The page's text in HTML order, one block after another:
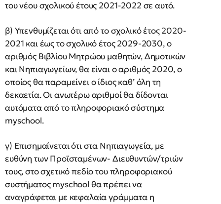
του νέου σχολικού έτους 2021-2022 σε αυτό.
β) Υπενθυμίζεται ότι από το σχολικό έτος 2020-
2021 και έως το σχολικό έτος 2029-2030, ο
αριθμός Βιβλίου Μητρώου μαθητών, Δημοτικών
και Νηπιαγωγείων, θα είναι ο αριθμός 2020, ο
οποίος θα παραμείνει ο ίδιος καθ’ όλη τη
δεκαετία. Οι ανωτέρω αριθμοί θα δίδονται
αυτόματα από το πληροφοριακό σύστημα
myschool.
γ) Επισημαίνεται ότι στα Νηπιαγωγεία, με
ευθύνη των Προϊσταμένων- Διευθυντών/τριών
τους, στο σχετικό πεδίο του πληροφοριακού
συστήματος myschool θα πρέπει να
αναγράφεται με κεφαλαία γράμματα η